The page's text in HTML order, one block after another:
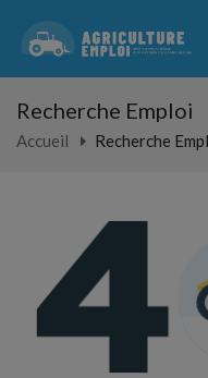
Recherche Emploi
Accueil Recherche